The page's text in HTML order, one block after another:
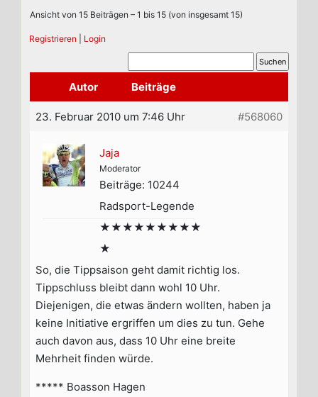
Ansicht von 15 Beiträgen – 1 bis 15 (von insgesamt 15)
Registrieren Login
Autor Beiträge
23. Februar 2010 um 7:46 Uhr #568060
Jaja
Moderator
Beiträge: 10244
Radsport-Legende
★★★★★★★★★
★
So, die Tippsaison geht damit richtig los.
Tippschluss bleibt dann wohl 10 Uhr.
Diejenigen, die etwas ändern wollten, haben ja
keine Initiative ergriffen um dies zu tun. Gehe
auch davon aus, dass 10 Uhr eine breite
Mehrheit finden würde.
***** Boasson Hagen